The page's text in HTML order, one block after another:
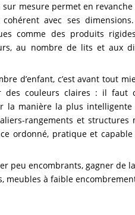
mesure permet en
avec ses
comme des produits
au nombre de lits et aux
d’enfant, c’est avant tout
des couleurs claires : il faut
la manière la plus
rangements et structures
ordonné, pratique et capable
peu encombrants,gagner de
, meubles à faible